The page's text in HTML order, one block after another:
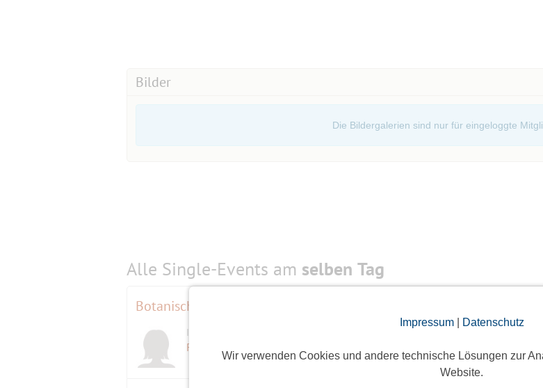
Impressum| Datenschutz
Wir verwenden Cookies und andere technische Lösungen zur
Website.
Bilder
Die Bildergalerien sind nur für eingeloggte
Alle Single-Events am selben Tag
Botanische Nacht 2018
Initiatorin
Feuerstern